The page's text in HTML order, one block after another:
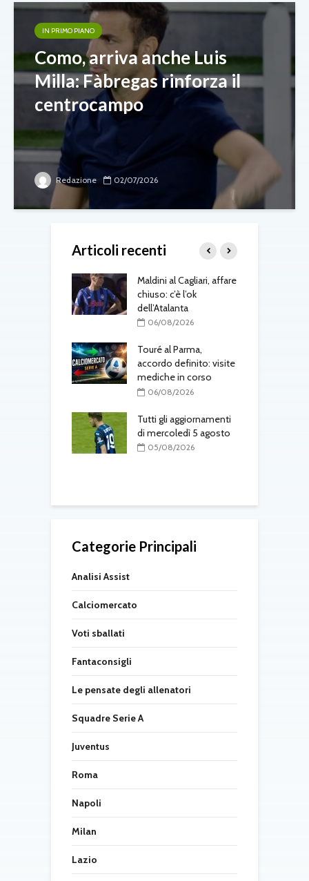
IN PRIMO PIANO
Como, arriva anche Luis
Milla: Fàbregas rinforza il
centrocampo
Redazione 02/07/2026
Articoli recenti
Maldini al Cagliari, affare
chiuso: c’è l’ok
dell’Atalanta
06/08/2026
Touré al Parma,
accordo definito: visite
mediche in corso
06/08/2026
Tutti gli aggiornamenti
di mercoledì 5 agosto
05/08/2026
Categorie Principali
Analisi Assist
Calciomercato
Voti sballati
Fantaconsigli
Le pensate degli allenatori
Squadre Serie A
Juventus
Roma
Napoli
Milan
Lazio